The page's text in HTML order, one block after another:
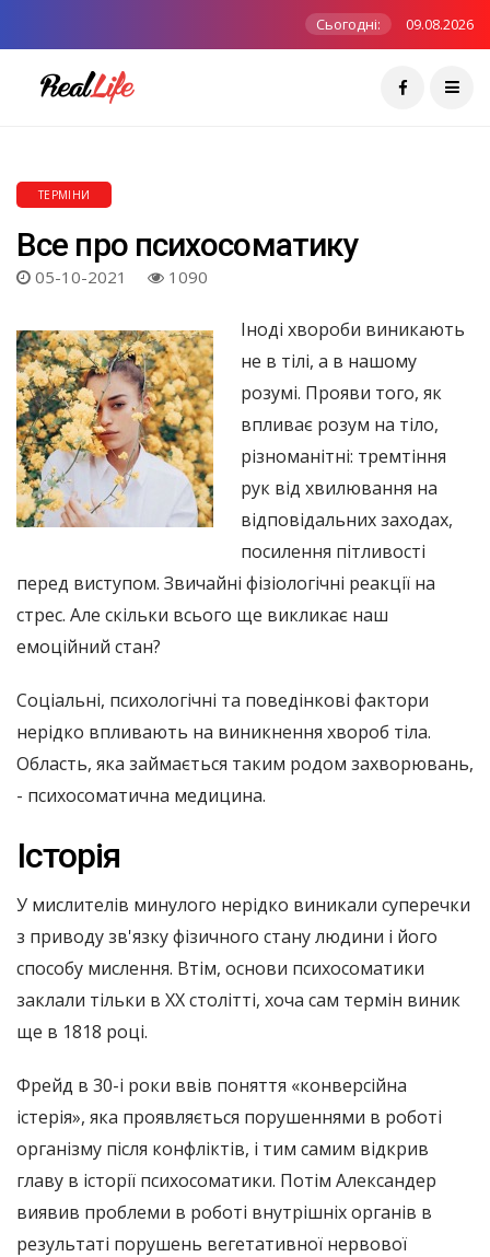
Сьогодні: 09.08.2026
ТЕРМІНИ
Все про психосоматику
05-10-2021 1090
Іноді хвороби виникають
не в тілі, а в нашому
розумі. Прояви того, як
впливає розум на тіло,
різноманітні: тремтіння
рук від хвилювання на
відповідальних заходах,
посилення пітливості
перед виступом. Звичайні фізіологічні реакції на
стрес. Але скільки всього ще викликає наш
емоційний стан?
Соціальні, психологічні та поведінкові фактори
нерідко впливають на виникнення хвороб тіла.
Область, яка займається таким родом захворювань,
- психосоматична медицина.
Історія
У мислителів минулого нерідко виникали суперечки
з приводу зв'язку фізичного стану людини і його
способу мислення. Втім, основи психосоматики
заклали тільки в XX столітті, хоча сам термін виник
ще в 1818 році.
Фрейд в 30-і роки ввів поняття «конверсійна
істерія», яка проявляється порушеннями в роботі
організму після конфліктів, і тим самим відкрив
главу в історії психосоматики. Потім Александер
виявив проблеми в роботі внутрішніх органів в
результаті порушень вегетативної нервової